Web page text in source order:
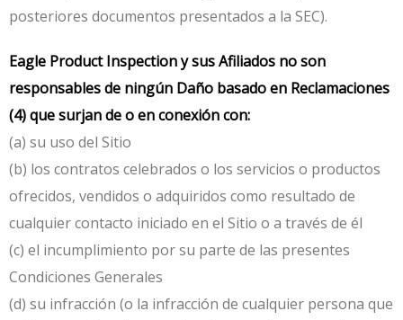
posteriores documentos presentados a la SEC).
Eagle Product Inspection y sus Afiliados no son
responsables de ningún Daño basado en Reclamaciones
(4) que surjan de o en conexión con:
(a) su uso del Sitio
(b) los contratos celebrados o los servicios o productos
ofrecidos, vendidos o adquiridos como resultado de
cualquier contacto iniciado en el Sitio o a través de él
(c) el incumplimiento por su parte de las presentes
Condiciones Generales
(d) su infracción (o la infracción de cualquier persona que